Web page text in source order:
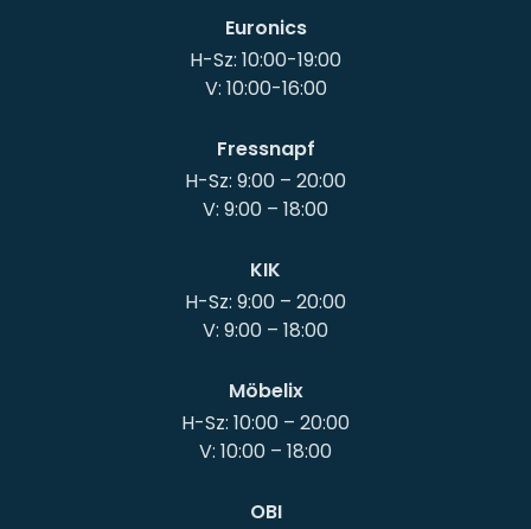
Euronics
H-Sz: 10:00-19:00
V: 10:00-16:00
Fressnapf
H-Sz: 9:00 – 20:00
KIK
H-Sz: 9:00 – 20:00
Möbelix
H-Sz: 10:00 – 20:00
OBI